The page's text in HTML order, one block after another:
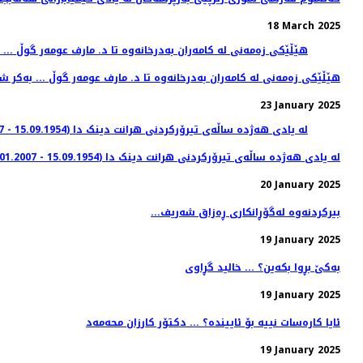
18 March 2025
هێڵێکی زەمەنی لە کامەران بەدرخانەوە تا د. مارف عومەر گوڵ ... بەکر
23 January 2025
لە یادی هەژدە ساڵەی تیرۆرکردنی هرانت دینک دا (15.09.1954 - 19.01.2007) ... بەکر شوانی
20 January 2025
...بیرکردنەوە لەگۆڕانکاری ڕەزاق شەریف
19 January 2025
بەکێ بڕوا بکەین؟ ... خالید گڕاوی
19 January 2025
ئایا کارەسات نییە بۆ ئاییندە؟ ... دکتۆر کارزان محەمەد
19 January 2025